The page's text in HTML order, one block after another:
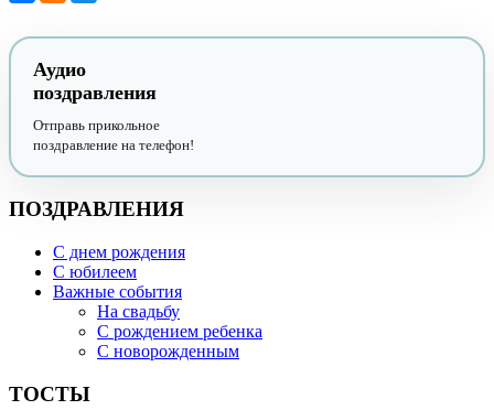
Аудио
поздравления
Отправь прикольное
поздравление на телефон!
ПОЗДРАВЛЕНИЯ
С днем рождения
С юбилеем
Важные события
На свадьбу
С рождением ребенка
С новорожденным
ТОСТЫ